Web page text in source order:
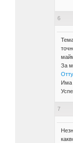
6
За
Има
7